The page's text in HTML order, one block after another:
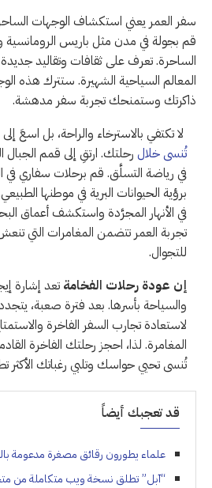
سفر العمر يعني استكشاف الوجهات
قم بجولة في مدن مثل باريس
الساحرة. تعرف على ثقافات وتقاليد
المعالم السياحية الشهيرة. ستترك هذه
ذاكرتك وستمنحك تجربة سفر مدهشة.
لا تكتفي بالاسترخاء والراحة، بل اسعَ
تُنسى خلال رحلتك. ارتقِ إلى قمم
في رياضة التسلَّق. قم برحلات سفاري في
برؤية الحيوانات البرية في موطنها
في الأنهار المجرَّدة واستكشف أعماق
تجربة العمر تتضمن المغامرات التي
للتجوال.
إن عودة رحلات الفخامة تعد إشارة
والسياحة بأسرها. بعد فترة صعبة،
لاستعادة تجارب السفر الفاخرة
المغامرة. لذا، احجز رحلتك الفاخرة
تُنسى تحيي حواسك وتلبي رغباتك الأكثر
قد تعجبك أيضاً
علماء يطورون رقائق مصغرة مدعومة
“آبل” تطلق نسخة ويب متكاملة من